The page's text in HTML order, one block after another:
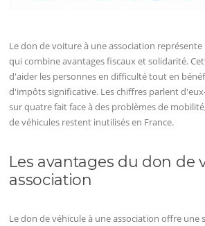
Le don de voiture à une association
qui combine avantages fiscaux et solidarité.
d'aider les personnes en difficulté tout en
d'impôts significative. Les chiffres parlent
sur quatre fait face à des problèmes de
de véhicules restent inutilisés en France.
Les avantages du don de
association
Le don de véhicule à une association offre